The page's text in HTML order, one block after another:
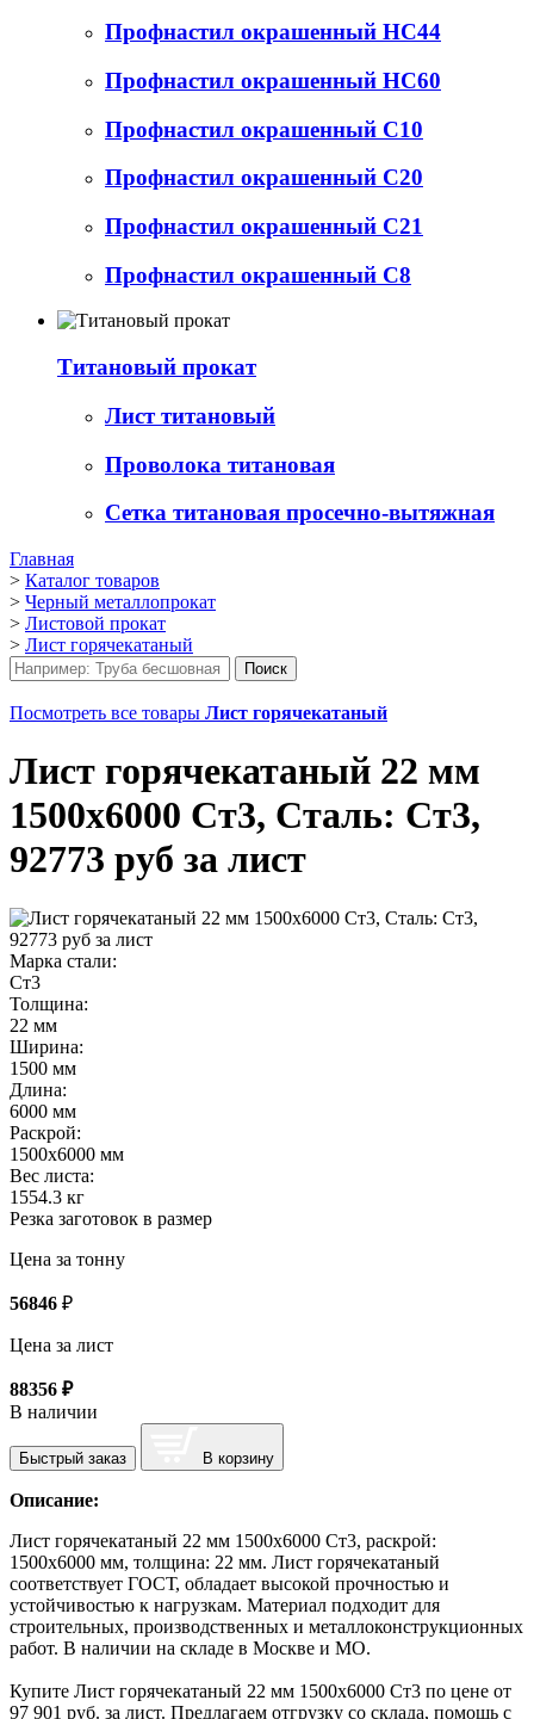
Профнастил окрашенный НС44
Профнастил окрашенный НС60
Профнастил окрашенный С10
Профнастил окрашенный С20
Профнастил окрашенный С21
Профнастил окрашенный С8
Титановый прокат
Лист титановый
Проволока титановая
Сетка титановая просечно-вытяжная
Главная
> Каталог товаров
> Черный металлопрокат
> Листовой прокат
> Лист горячекатаный
Посмотреть все товары Лист горячекатаный
Лист горячекатаный 22 мм
1500х6000 Ст3, Сталь: Ст3,
92773 руб за лист
Марка стали:
Ст3
Толщина:
22 мм
Ширина:
1500 мм
Длина:
6000 мм
Раскрой:
1500х6000 мм
Вес листа:
1554.3 кг
Резка заготовок в размер
Цена за тонну
56846 ₽
Цена за лист
88356 ₽
В наличии
Быстрый заказ В корзину
Описание:
Лист горячекатаный 22 мм 1500х6000 Ст3, раскрой:
1500х6000 мм, толщина: 22 мм. Лист горячекатаный
соответствует ГОСТ, обладает высокой прочностью и
устойчивостью к нагрузкам. Материал подходит для
строительных, производственных и металлоконструкционных
работ. В наличии на складе в Москве и МО.
Купите Лист горячекатаный 22 мм 1500х6000 Ст3 по цене от
97 901 руб. за лист. Предлагаем отгрузку со склада, помощь с